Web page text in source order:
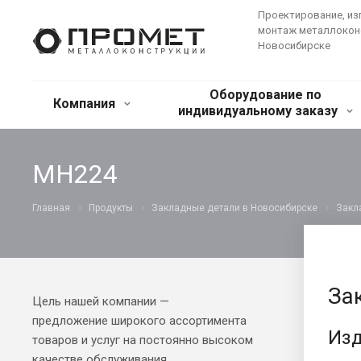
Проектирование,
монтаж
Новосибирске
Компания
Оборудование по
индивидуальному заказу
МН224
Главная Продукты Закладные детали в Новосибирске
Цель нашей компании —
предложение широкого ассортимента
товаров и услуг на постоянно высоком